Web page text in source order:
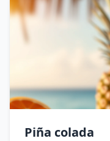
Piña colada